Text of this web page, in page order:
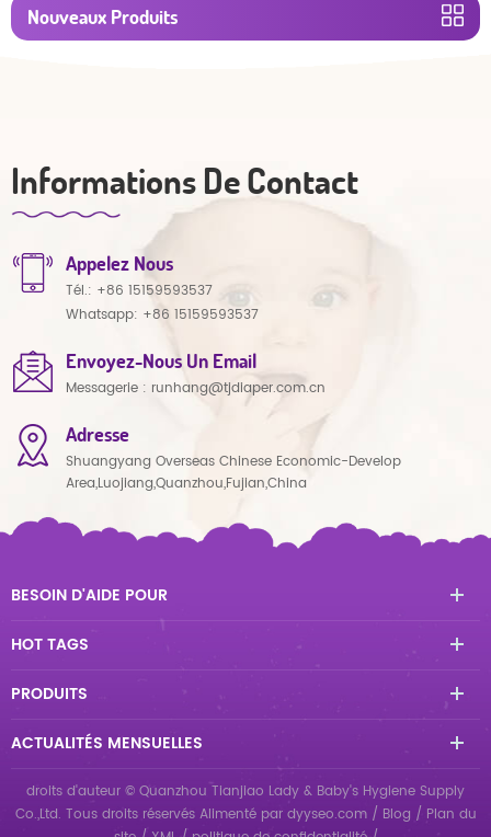
Nouveaux Produits
Informations De Contact
Appelez Nous
Tél.: +86 15159593537
Whatsapp: +86 15159593537
Envoyez-Nous Un Email
Messagerie : runhang@tjdiaper.com.cn
Adresse
Shuangyang Overseas Chinese Economic-Develop
Area,Luojiang,Quanzhou,Fujian,China
BESOIN D'AIDE POUR
HOT TAGS
PRODUITS
ACTUALITÉS MENSUELLES
droits d'auteur © Quanzhou Tianjiao Lady & Baby's Hygiene Supply
Co.,Ltd. Tous droits réservés Alimenté par dyyseo.com / Blog / Plan du